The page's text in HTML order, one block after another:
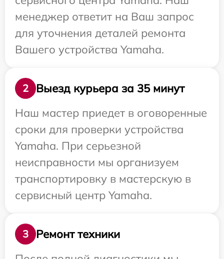
менеджер ответит на Ваш запрос
для уточнения деталей ремонта
Вашего устройства Yamaha.
2
Выезд курьера за 35 минут
Наш мастер приедет в оговоренные
сроки для проверки устройства
Yamaha. При серьезной
неисправности мы организуем
транспортировку в мастерскую в
сервисный центр Yamaha.
3
Ремонт техники